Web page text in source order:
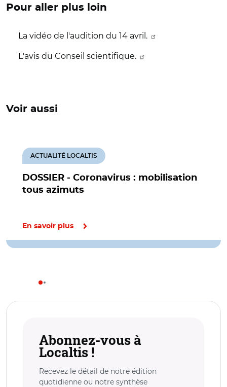
Pour aller plus loin
La vidéo de l'audition du 14 avril.
L'avis du Conseil scientifique.
Voir aussi
DOSSIER - Coronavirus : mobilisation
tous azimuts
ACTUALITÉ LOCALTIS
En savoir plus
Abonnez-vous à
Localtis !
Recevez le détail de notre édition
quotidienne ou notre synthèse